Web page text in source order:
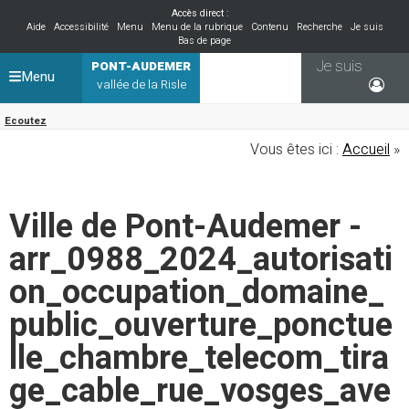
Accès direct :
Aide
Accessibilité Menu Menu de la rubrique Contenu Recherche
Je suis
Bas de page
PONT-AUDEMER
vallée de la Risle
Ecoutez
Je suis
Menu
Vous êtes ici : Accueil »
Ville de Pont-Audemer -
arr_0988_2024_autorisati
on_occupation_domaine_
public_ouverture_ponctue
lle_chambre_telecom_tira
ge_cable_rue_vosges_ave